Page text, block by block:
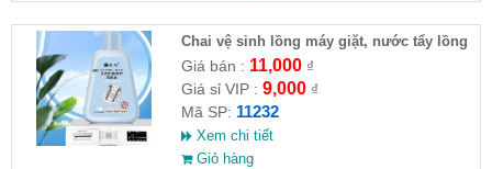
Chai vệ sinh lồng máy giặt, nước tẩy lồng
máy giặt CLEANING FLUID
Giá bán : 11,000₫
Giá sỉ VIP : 9,000₫
Mã SP: 11232
Xem chi tiết
Giỏ hàng